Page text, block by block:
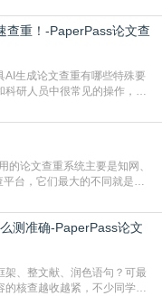
开学术文献、网络内容，生成
已发布的作品撞重复，甚至会
查重！-PaperPass论文查
生成论文查重有哪些特殊要
研人员中很常见的操作，不
——训练AI的数据集本身就包
容时很容易无意识拼接出重
台，它们最大的不同就是数
主流。本科用PMLC，含大学
，含学术论文联合比对
测准确-PaperPass论文
、整文献、润色语句？可最
核查越收越紧，不少同学投